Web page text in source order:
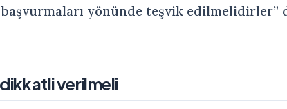
başvurmaları yönünde teşvik edilmelidirler”
verilmeli